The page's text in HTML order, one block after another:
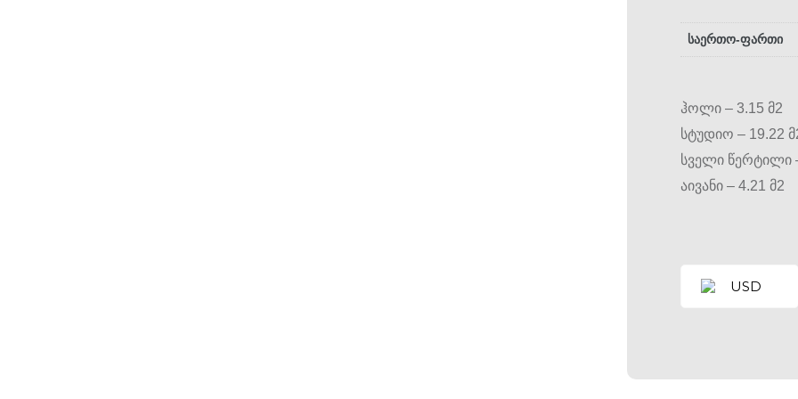
საერთო-ფართი
ჰოლი – 3.15 მ2
სტუდიო – 19.22
სველი წერტილი
აივანი – 4.21 მ2
USD